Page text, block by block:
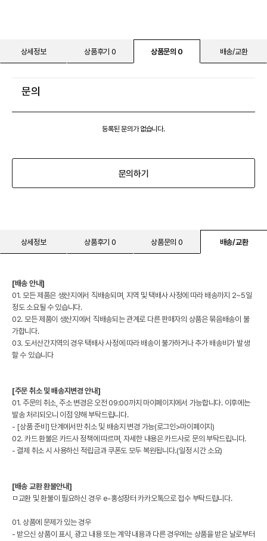
상세정보 상품후기 0 상품문의 0 배송/교환
문의
등록된 문의가 없습니다.
문의하기
상세정보 상품후기 0 상품문의 0 배송/교환
[배송 안내]
01. 모든 제품은 생산지에서 직배송되며, 지역 및 택배사 사정에 따라 배송까지 2~5일
정도 소요될 수 있습니다.
02. 모든 제품이 생산지에서 직배송되는 관계로 다른 판매자의 상품은 묶음배송이 불
가합니다.
03. 도서산간지역의 경우 택배사 사정에 따라 배송이 불가하거나 추가 배송비가 발생
할 수 있습니다
[주문 취소 및 배송지변경 안내]
01. 주문의 취소, 주소 변경은 오전 09:00까지 마이페이지에서 가능합니다. 이후에는
발송 처리되오니 이점 양해 부탁드립니다.
- [상품 준비] 단계에서만 취소 및 배송지 변경 가능(로그인>마이페이지)
02. 카드 환불은 카드사 정책에 따르며, 자세한 내용은 카드사로 문의 부탁드립니다.
- 결제 취소 시 사용하신 적립금과 쿠폰도 모두 복원됩니다.(일정 시간 소요)
[배송 교환 환불안내]
ㅁ교환 및 환불이 필요하신 경우 e-홍성장터 카카오톡으로 접수 부탁드립니다.
01. 상품에 문제가 있는 경우
- 받으신 상품이 표시, 광고 내용 또는 계약 내용과 다른 경우에는 상품을 받은 날로부터